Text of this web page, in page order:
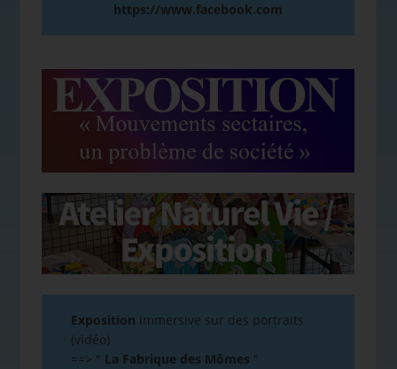
https://www.facebook.com
Exposition immersive sur des portraits
(vidéo)
==> " La Fabrique des Mômes "